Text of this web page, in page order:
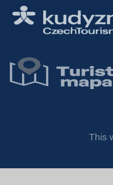
This